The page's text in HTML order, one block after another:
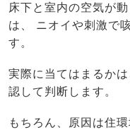
床下と室内の空気が
は、 ニオイや刺激で
す。
実際に当てはまるか
認して判断します。
もちろん、原因は住